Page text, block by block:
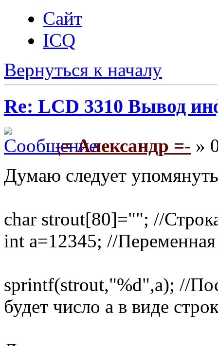
Сайт
ICQ
Вернуться к началу
Re: LCD 3310 Вывод
-= Александр =- »
Думаю следует
char strout[80]=""; //
int a=12345; //Переменная
sprintf(strout,"%d",a); //
будет число a в виде